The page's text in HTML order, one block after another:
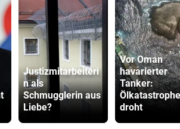
Justizmitarbeiteri
n als
Schmugglerin aus
Liebe?
Vor Oman
havarierter
Tanker:
Ölkatastrophe
droht